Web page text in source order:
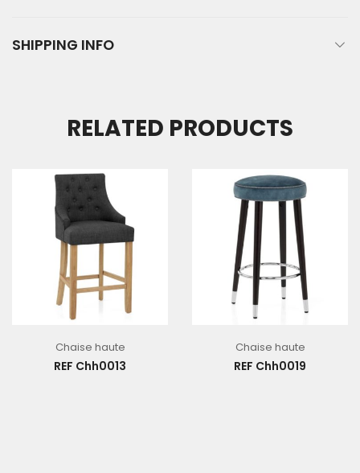
SHIPPING INFO
RELATED PRODUCTS
Chaise haute
REF Chh0013
Chaise haute
REF Chh0019